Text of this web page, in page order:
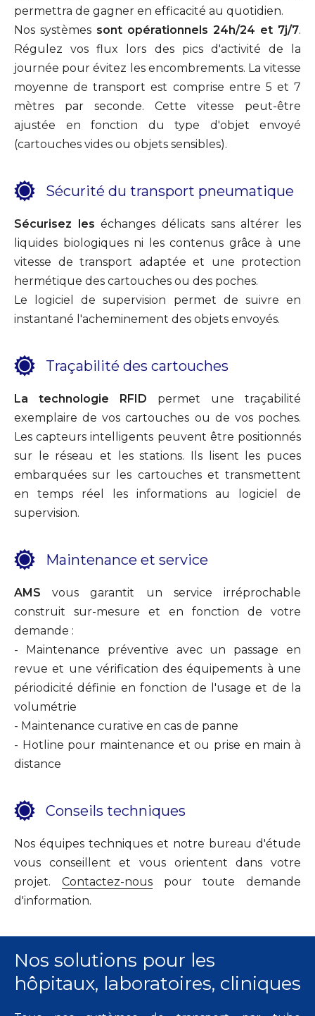
permettra de gagner en efficacité au quotidien.
Nos systèmes sont opérationnels 24h/24 et 7j/7.
Régulez vos flux lors des pics d'activité de la
journée pour évitez les encombrements. La vitesse
moyenne de transport est comprise entre 5 et 7
mètres par seconde. Cette vitesse peut-être
ajustée en fonction du type d'objet envoyé
(cartouches vides ou objets sensibles).
Sécurité du transport pneumatique
Sécurisez les échanges délicats sans altérer les
liquides biologiques ni les contenus grâce à une
vitesse de transport adaptée et une protection
hermétique des cartouches ou des poches.
Le logiciel de supervision permet de suivre en
instantané l'acheminement des objets envoyés.
Traçabilité des cartouches
La technologie RFID permet une traçabilité
exemplaire de vos cartouches ou de vos poches.
Les capteurs intelligents peuvent être positionnés
sur le réseau et les stations. Ils lisent les puces
embarquées sur les cartouches et transmettent
en temps réel les informations au logiciel de
supervision.
Maintenance et service
AMS vous garantit un service irréprochable
construit sur-mesure et en fonction de votre
demande :
- Maintenance préventive avec un passage en
revue et une vérification des équipements à une
périodicité définie en fonction de l'usage et de la
volumétrie
- Maintenance curative en cas de panne
- Hotline pour maintenance et ou prise en main à
distance
Conseils techniques
Nos équipes techniques et notre bureau d'étude
vous conseillent et vous orientent dans votre
projet. Contactez-nouspour toute demande
d'information.
Nos solutions pour les
hôpitaux, laboratoires, cliniques